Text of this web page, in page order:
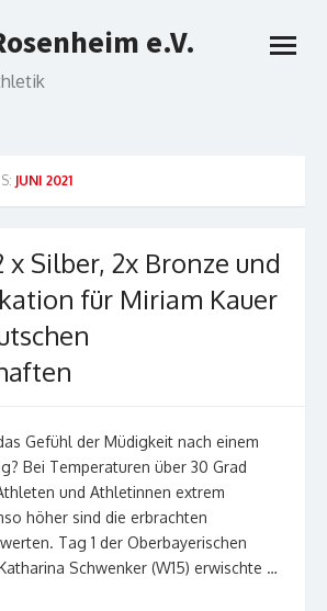
e.V.
open
JUNI 2021
x Silber, 2x Bronze und
für Miriam Kauer
Gefühl der Müdigkeit nach einem
Bei Temperaturen über 30 Grad
und Athletinnen extrem
höher sind die erbrachten
Tag 1 der Oberbayerischen
Schwenker (W15) erwischte …